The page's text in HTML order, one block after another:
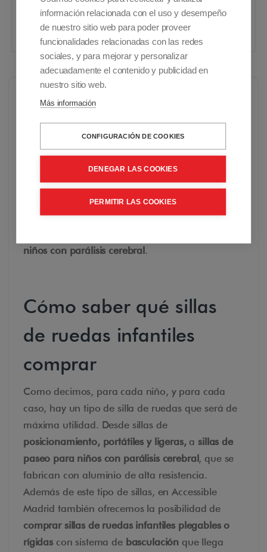
IVA Incluido - Envío Gratuito
344,15€
Lassillas de ruedas infantiles
en diferentes circunstancias. Desde
los niños que van a necesitar unasilla de ruedas
porque se hayanlesionado
pierna, que dependiendo del tiempo que la
necesiten pueden comprarla oalquilar una silla
de ruedas de niño, hasta niños con
niños con parálisis cerebral .
Cómo saber qué sillas
de ruedas infantiles
comprar
Como decimos, para cada niño, y para cada
caso, hay un tipo de silla de ruedas que será de
máxima utilidad. Desde sillas de
posicionamiento, portátiles y ligeras,asillas de
paseo para niños con parálisis cerebral , que se
fabrican con aluminio de alta resistencia.
Además de este tipo de sillas, en Accessible
Madrid también ofrecemos la posibilidad de
comprar sillas de ruedas infantiles plegables o
rígidas con sistema de basculación que llega
información relacionada con el uso y desempeño
de nuestro sitio web para poder proveer
funcionalidades relacionadas con las redes
sociales, y para mejorar y personalizar
adecuadamente el contenido y publicidad en
nuestro sitio web.
Más información
CONFIGURACIÓN DE COOKIES
DENEGAR LAS COOKIES
PERMITIR LAS COOKIES